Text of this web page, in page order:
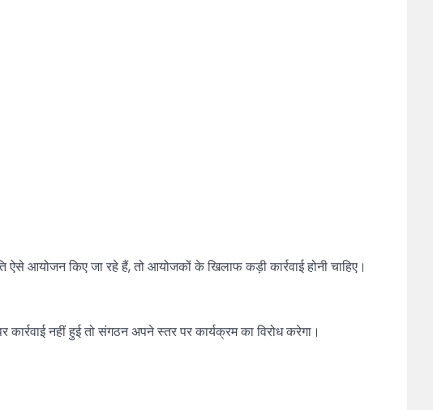
आयोजन किए जा रहे हैं, तो आयोजकों के खिलाफ कड़ी कार्रवाई होनी चाहिए।
नहीं हुई तो संगठन अपने स्तर पर कार्यक्रम का विरोध करेगा।